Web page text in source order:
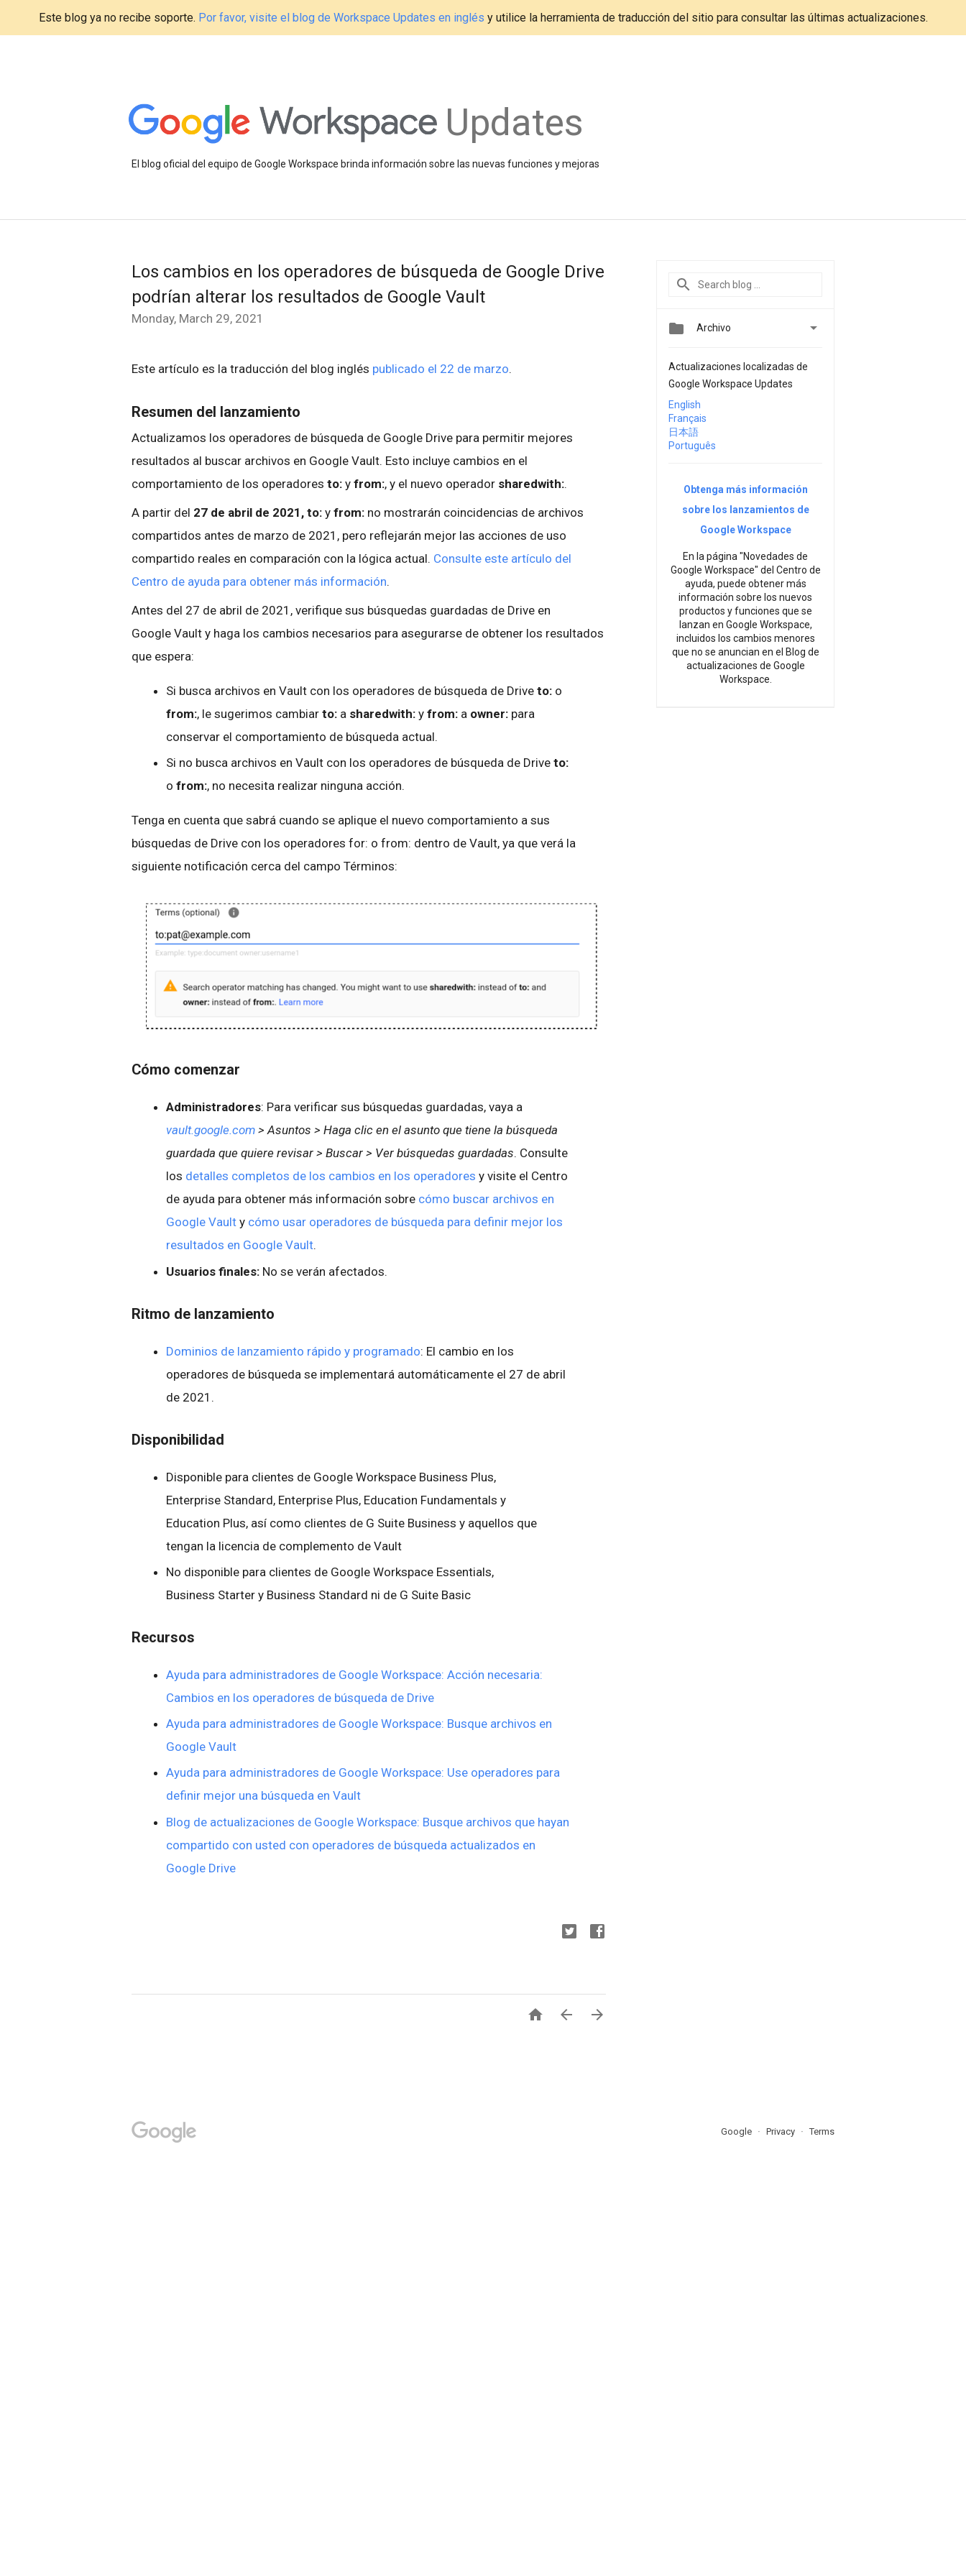
Este blog ya no recibe soporte. Por favor, visite el blog de Workspace Updates en inglés y utilice la herramienta de traducción del sitio para consultar las últimas actualizaciones.
Updates
El blog oficial del equipo de Google Workspace brinda información sobre las nuevas funciones y mejoras
Los cambios en los operadores de búsqueda de Google Drive
podrían alterar los resultados de Google Vault
Monday, March 29, 2021
Este artículo es la traducción del blog inglés publicado el 22 de marzo.
Resumen del lanzamiento
Actualizamos los operadores de búsqueda de Google Drive para permitir mejores
resultados al buscar archivos en Google Vault. Esto incluye cambios en el
comportamiento de los operadores to: y from:, y el nuevo operador sharedwith:.
A partir del 27 de abril de 2021, to: y from: no mostrarán coincidencias de archivos
compartidos antes de marzo de 2021, pero reflejarán mejor las acciones de uso
compartido reales en comparación con la lógica actual. Consulte este artículo del
Centro de ayuda para obtener más información.
Antes del 27 de abril de 2021, verifique sus búsquedas guardadas de Drive en
Google Vault y haga los cambios necesarios para asegurarse de obtener los resultados
que espera:
Si busca archivos en Vault con los operadores de búsqueda de Drive to: o
from:, le sugerimos cambiar to: a sharedwith: y from: a owner: para
conservar el comportamiento de búsqueda actual.
Si no busca archivos en Vault con los operadores de búsqueda de Drive to:
o from:, no necesita realizar ninguna acción.
Tenga en cuenta que sabrá cuando se aplique el nuevo comportamiento a sus
búsquedas de Drive con los operadores for: o from: dentro de Vault, ya que verá la
siguiente notificación cerca del campo Términos:
Cómo comenzar
Administradores: Para verificar sus búsquedas guardadas, vaya a
vault.google.com > Asuntos > Haga clic en el asunto que tiene la búsqueda
guardada que quiere revisar > Buscar > Ver búsquedas guardadas. Consulte
los detalles completos de los cambios en los operadores y visite el Centro
de ayuda para obtener más información sobre cómo buscar archivos en
Google Vault y cómo usar operadores de búsqueda para definir mejor los
resultados en Google Vault.
Usuarios finales: No se verán afectados.
Ritmo de lanzamiento
Dominios de lanzamiento rápido y programado: El cambio en los
operadores de búsqueda se implementará automáticamente el 27 de abril
de 2021.
Disponibilidad
Disponible para clientes de Google Workspace Business Plus,
Enterprise Standard, Enterprise Plus, Education Fundamentals y
Education Plus, así como clientes de G Suite Business y aquellos que
tengan la licencia de complemento de Vault
No disponible para clientes de Google Workspace Essentials,
Business Starter y Business Standard ni de G Suite Basic
Recursos
Ayuda para administradores de Google Workspace: Acción necesaria:
Cambios en los operadores de búsqueda de Drive
Ayuda para administradores de Google Workspace: Busque archivos en
Google Vault
Ayuda para administradores de Google Workspace: Use operadores para
definir mejor una búsqueda en Vault
Blog de actualizaciones de Google Workspace: Busque archivos que hayan
compartido con usted con operadores de búsqueda actualizados en
Google Drive
  
 Archivo 
Actualizaciones localizadas de
Google Workspace Updates
English
Français
日本語
Português
Obtenga más información
sobre los lanzamientos de
Google Workspace
En la página "Novedades de
Google Workspace" del Centro de
ayuda, puede obtener más
información sobre los nuevos
productos y funciones que se
lanzan en Google Workspace,
incluidos los cambios menores
que no se anuncian en el Blog de
actualizaciones de Google
Workspace.
Google Privacy Terms